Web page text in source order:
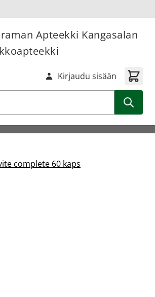
Apteekki Kangasalan
Kirjaudu sisään
complete 60 kaps